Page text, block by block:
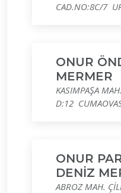
CAD.NO:8C/7
ONUR
MERMER
KASIMPAŞA
D:12
ONUR
DENİZ
ABROZ MAH.